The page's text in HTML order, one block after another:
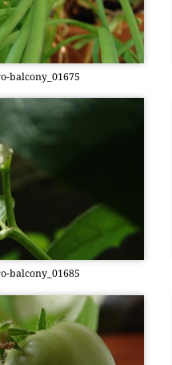
bal­c­o­ny­_01675
bal­c­o­ny­_01685